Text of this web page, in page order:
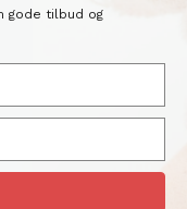
gode tilbud og